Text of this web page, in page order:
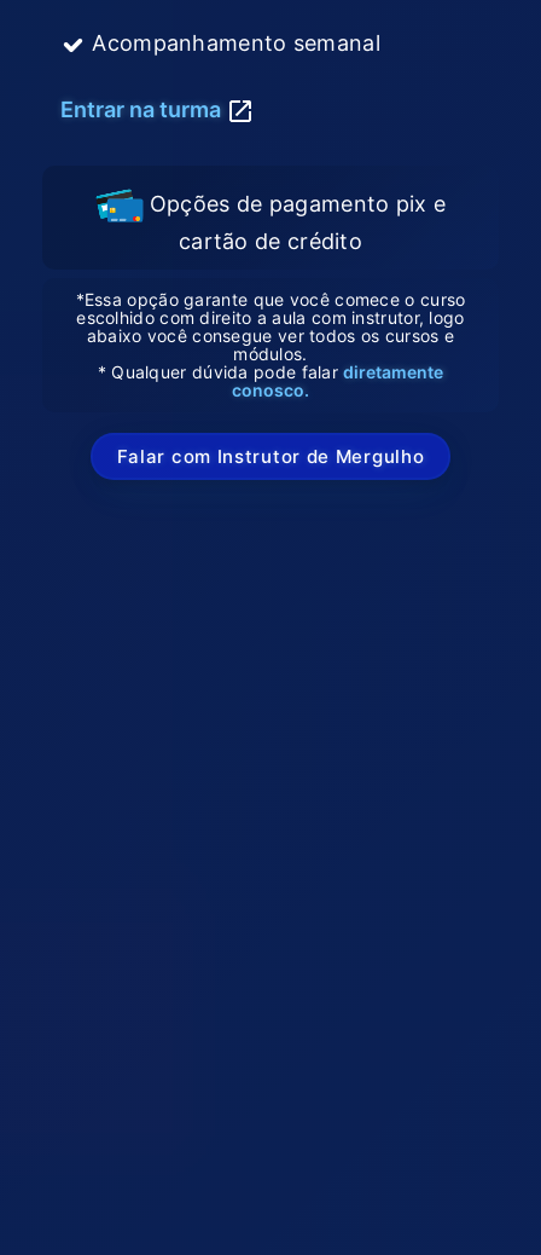
Acompanhamento semanal
Entrar na turma
Opções de pagamento pix e
cartão de crédito
*Essa opção garante que você comece o curso
escolhido com direito a aula com instrutor, logo
abaixo você consegue ver todos os cursos e
módulos.
* Qualquer dúvida pode falardiretamente
conosco.
Falar com Instrutor de Mergulho